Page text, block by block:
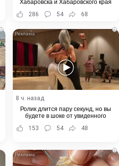
Хабаровска и Хабаровского края
286
54 68
i i
8 ч. назад
Ролик длится пару секунд, но вы
будете в шоке от увиденного
153
54 48
i